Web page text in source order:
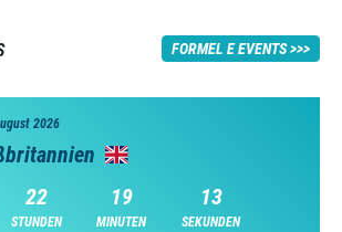
FORMEL E EVENTS
2026
22
STUNDEN
19
MINUTEN
12
SEKUNDEN